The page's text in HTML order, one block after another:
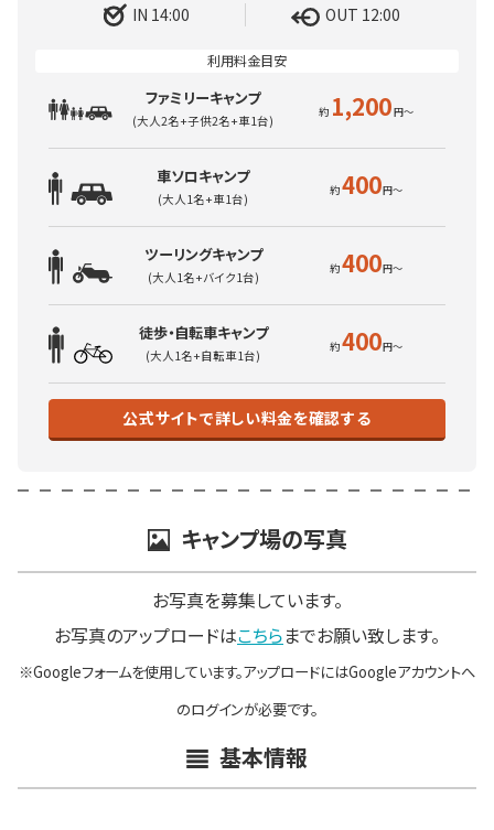
IN 14:00 OUT 12:00
ファミリーキャンプ
(大人2名+子供2名+車1台) 1,200
車ソロキャンプ
(大人1名+車1台) 400
ツーリングキャンプ
(大人1名+バイク1台) 400
徒歩・自転車キャンプ
(大人1名+自転車1台) 400
公式サイトで詳しい料金を確認する
キャンプ場の写真
お写真を募集しています。
お写真のアップロードはこちらまでお願い致します。
※Googleフォームを使用しています。アップロードにはGoogleアカウントへ
のログインが必要です。
基本情報